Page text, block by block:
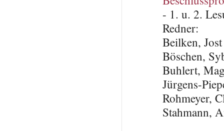
- 1. u. 2.
Redner:
Beilken,
Böschen,
Buhlert,
Jürgens-
Rohmeyer,
Stahmann,